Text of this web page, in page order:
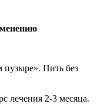
Пить без
лечения 2-3 месяца.